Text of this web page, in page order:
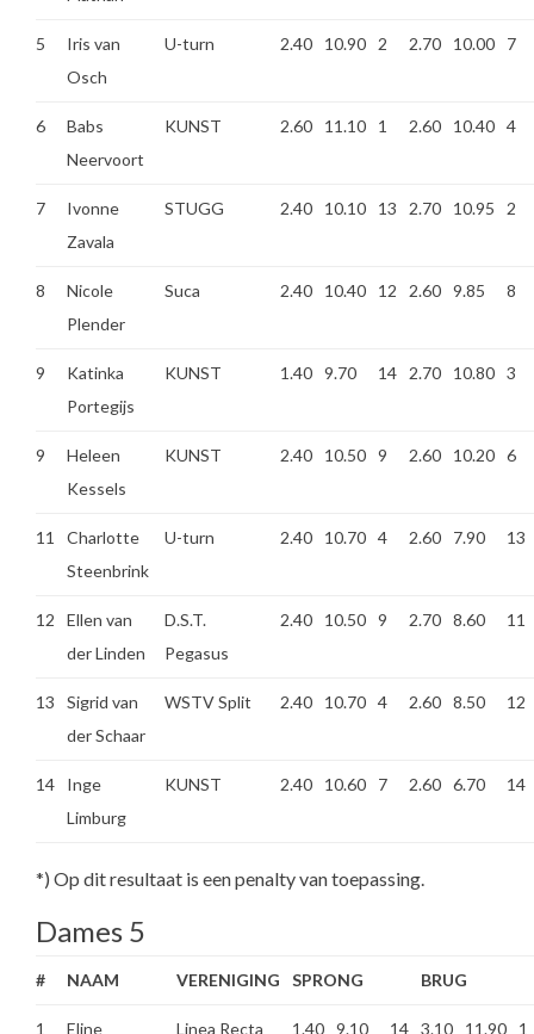
5
Iris van
Osch
U-turn 2.40 10.90 2 2.70 10.00 7
6
Babs
Neervoort
KUNST 2.60 11.10 1 2.60 10.40 4
7
Ivonne
Zavala
STUGG 2.40 10.10 13 2.70 10.95 2
8
Nicole
Plender
Suca 2.40 10.40 12 2.60 9.85 8
9
Katinka
Portegijs
KUNST 1.40 9.70 14 2.70 10.80 3
9
Heleen
Kessels
KUNST 2.40 10.50 9 2.60 10.20 6
11
Charlotte
Steenbrink
U-turn 2.40 10.70 4 2.60 7.90 13
12
Ellen van
der Linden
D.S.T.
Pegasus
2.40 10.50 9 2.70 8.60 11
13
Sigrid van
der Schaar
WSTV Split 2.40 10.70 4 2.60 8.50 12
14
Inge
Limburg
KUNST 2.40 10.60 7 2.60 6.70 14
*) Op dit resultaat is een penalty van toepassing.
Dames 5
# NAAM VERENIGING SPRONG BRUG
1
Eline
Linea Recta 1.40 9.10 14 3.10 11.90 1